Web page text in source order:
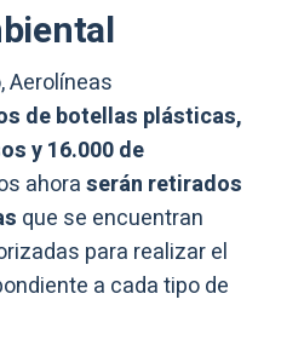
Aerolíneas
de botellas plásticas,
y 16.000 de
ahoraserán retirados
que se encuentran
para realizar el
a cada tipo de